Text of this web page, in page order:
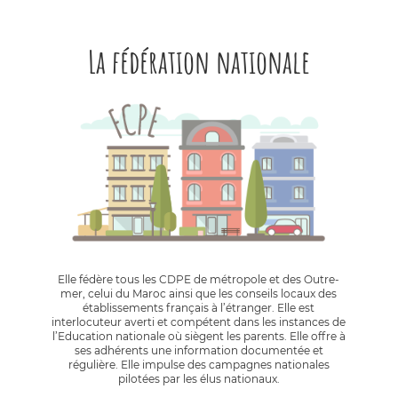
La fédération nationale
Elle fédère tous les CDPE de métropole et des Outre-
mer, celui du Maroc ainsi que les conseils locaux des
établissements français à l’étranger. Elle est
interlocuteur averti et compétent dans les instances de
l’Education nationale où siègent les parents. Elle offre à
ses adhérents une information documentée et
régulière. Elle impulse des campagnes nationales
pilotées par les élus nationaux.